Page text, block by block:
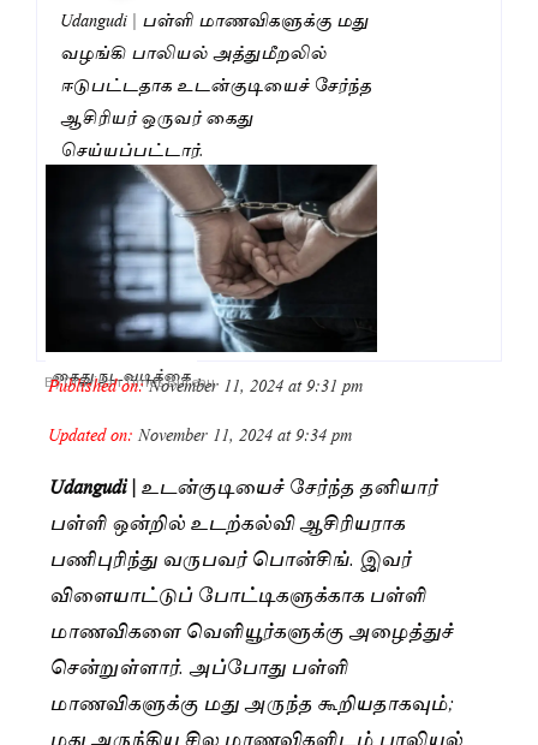
Udangudi | பள்ளி மாணவிகளுக்கு மது
வழங்கி பாலியல் அத்துமீறலில்
ஈடுபட்டதாக உடன்குடியைச் சேர்ந்த
ஆசிரியர் ஒருவர் கைது
செய்யப்பட்டார்.
கைது நடவடிக்கை
ByDravidan Times Bureau
Published on:November 11, 2024 at 9:31 pm
Updated on: November 11, 2024 at 9:34 pm
Udangudi |உடன்குடியைச் சேர்ந்த தனியார்
பள்ளி ஒன்றில் உடற்கல்வி ஆசிரியராக
பணிபுரிந்து வருபவர் பொன்சிங். இவர்
விளையாட்டுப் போட்டிகளுக்காக பள்ளி
மாணவிகளை வெளியூர்களுக்கு அழைத்துச்
சென்றுள்ளார். அப்போது பள்ளி
மாணவிகளுக்கு மது அருந்த கூறியதாகவும்;
மது அருந்திய சில மாணவிகளிடம் பாலியல்